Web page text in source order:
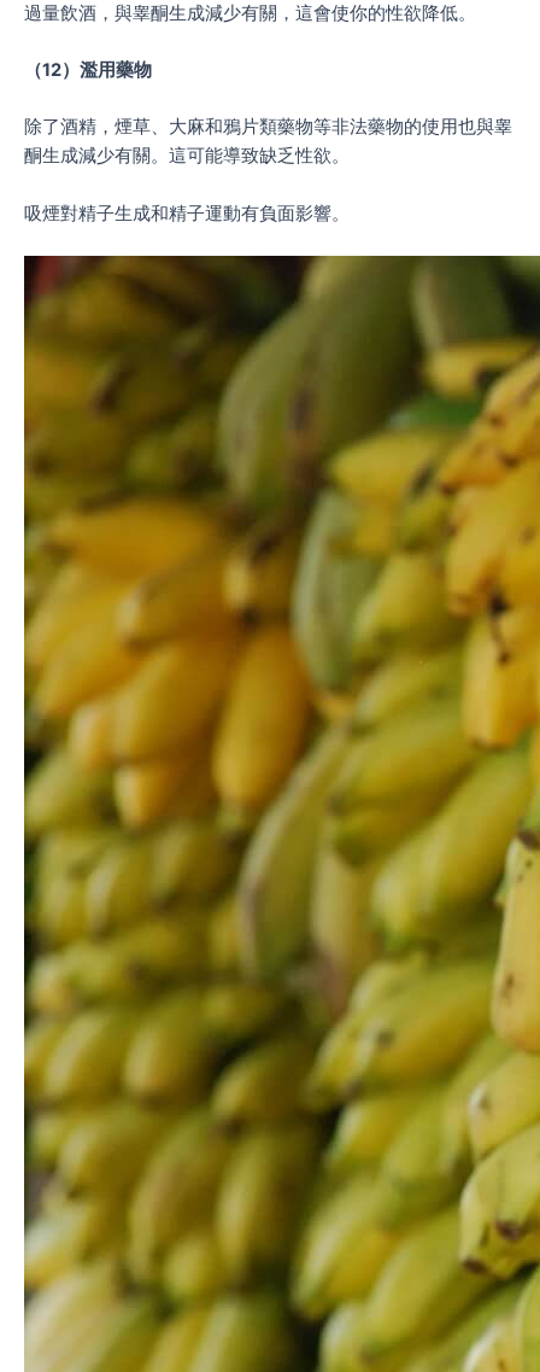
過量飲酒，與睾酮生成減少有關，這會使你的性欲降低。
（12）濫用藥物
除了酒精，煙草、大麻和鴉片類藥物等非法藥物的使用也與睾
酮生成減少有關。這可能導致缺乏性欲。
吸煙對精子生成和精子運動有負面影響。